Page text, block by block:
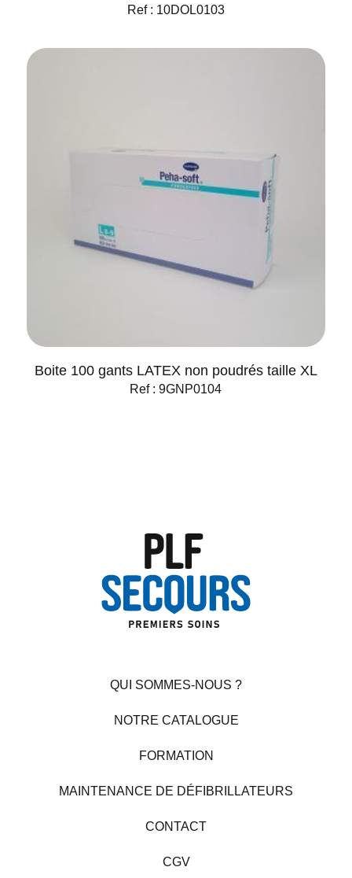
Ref : 10DOL0103
Boite 100 gants LATEX non poudrés taille XL
Ref : 9GNP0104
QUI SOMMES-NOUS ?
NOTRE CATALOGUE
FORMATION
MAINTENANCE DE DÉFIBRILLATEURS
CONTACT
CGV